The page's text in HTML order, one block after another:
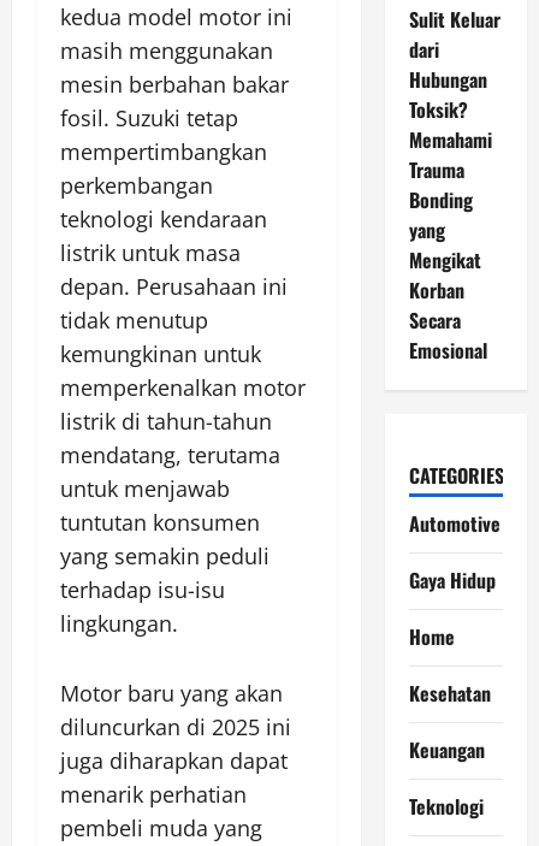
kedua model motor ini
masih menggunakan
mesin berbahan bakar
fosil. Suzuki tetap
mempertimbangkan
perkembangan
teknologi kendaraan
listrik untuk masa
depan. Perusahaan ini
tidak menutup
kemungkinan untuk
memperkenalkan motor
listrik di tahun-tahun
mendatang, terutama
untuk menjawab
tuntutan konsumen
yang semakin peduli
terhadap isu-isu
lingkungan.
Motor baru yang akan
diluncurkan di 2025 ini
juga diharapkan dapat
menarik perhatian
pembeli muda yang
Sulit Keluar
dari
Hubungan
Toksik?
Memahami
Trauma
Bonding
yang
Mengikat
Korban
Secara
Emosional
CATEGORIES
Automotive
Gaya Hidup
Home
Kesehatan
Keuangan
Teknologi